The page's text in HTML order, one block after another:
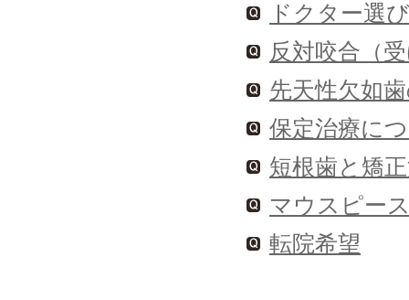
ドクター選
反対咬合（
先天性欠如
保定治療に
短根歯と矯
マウスピー
転院希望